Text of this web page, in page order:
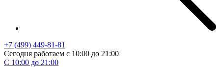
+7 (499) 449-81-81
Сегодня работаем с 10:00 до 21:00
С 10:00 до 21:00